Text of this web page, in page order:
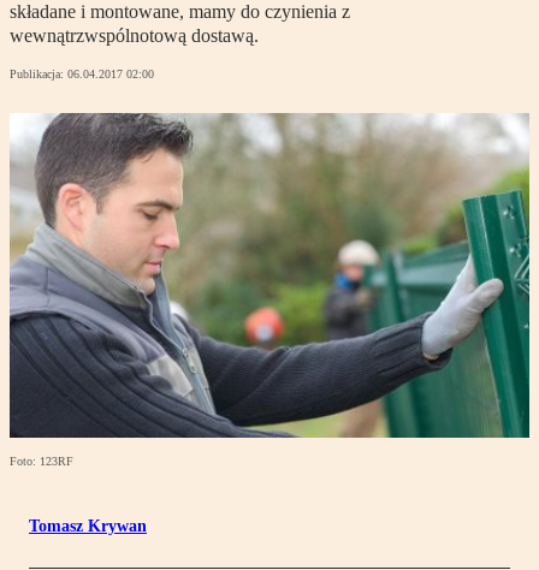
składane i montowane, mamy do czynienia z
wewnątrzwspólnotową dostawą.
Publikacja: 06.04.2017 02:00
Foto: 123RF
Tomasz Krywan